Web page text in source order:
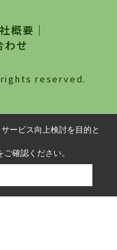
様との末長い
しから、就
など一生涯に
地域に密着し
できればと強
概要 ｜
わせ
rights reserved.
ービス向上検討を目的と
ご確認ください。